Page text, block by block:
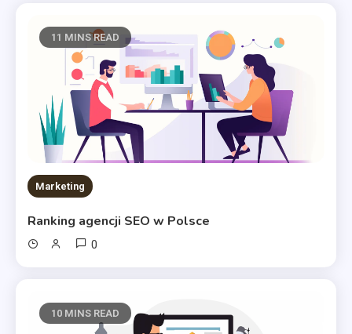
11 MINS READ
Marketing
Ranking agencji SEO w Polsce
0
10 MINS READ